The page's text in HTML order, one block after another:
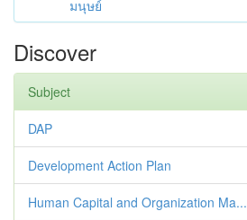
มนุษย์
Discover
Subject
DAP
Development Action Plan
Human Capital and Organization Ma...